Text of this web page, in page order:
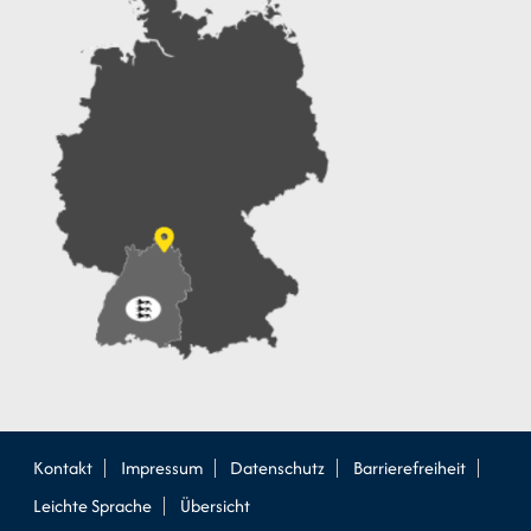
Kontakt Impressum Datenschutz
Barrierefreiheit
Leichte Sprache
Übersicht